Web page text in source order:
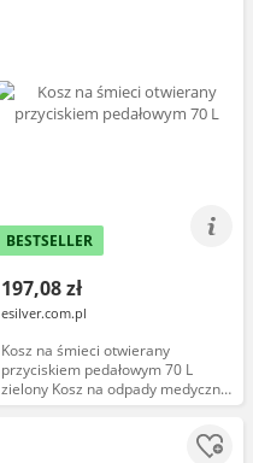
BESTSELLER
197,08 zł
esilver.com.pl
Kosz na śmieci otwierany
przyciskiem pedałowym 70 L
zielony Kosz na odpady medyczne,
Kosz do szpitala